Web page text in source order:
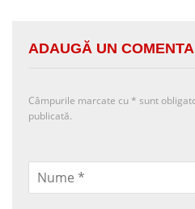
ADAUGĂ UN
Câmpurile marcate cu * sunt
publicată.